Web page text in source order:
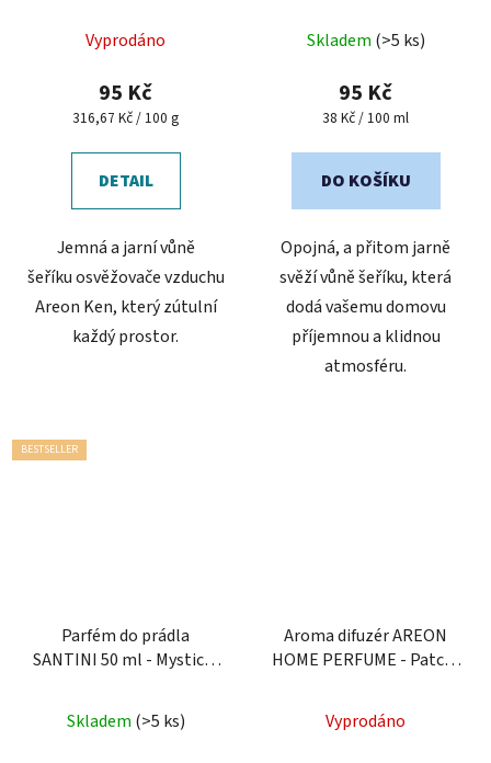
hodnocení
produktu
je
z
Vyprodáno
95 Kč
Měrná
316,67 Kč / 100 g
DETAIL
Jemná a jarní vůně
šeříku osvěžovače vzduchu
Areon Ken, který zútulní
každý prostor.
hodnocení
produktu
je
z
Skladem (>5 ks)
95 Kč
Měrná
38 Kč / 100 ml
DO KOŠÍKU
Opojná, a přitom jarně
svěží vůně šeříku, která
dodá vašemu domovu
příjemnou a klidnou
atmosféru.
BESTSELLER
Parfém do prádla
SANTINI 50 ml - Mystical
Skladem (>5 ks)
Aroma difuzér AREON
HOME PERFUME - Patch-
Vyprodáno